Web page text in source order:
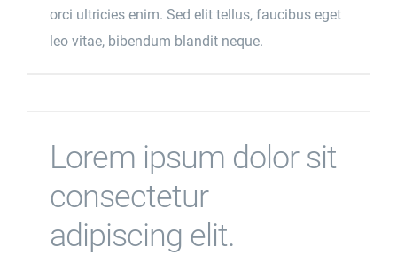
orci ultricies enim. Sed elit tellus, faucibus eget
leo vitae, bibendum blandit neque.
Lorem ipsum dolor sit
consectetur
adipiscing elit.